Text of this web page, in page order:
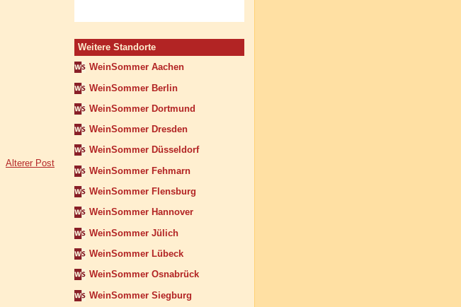
Älterer Post
Weitere Standorte
WeinSommer Aachen
WeinSommer Berlin
WeinSommer Dortmund
WeinSommer Dresden
WeinSommer Düsseldorf
WeinSommer Fehmarn
WeinSommer Flensburg
WeinSommer Hannover
WeinSommer Jülich
WeinSommer Lübeck
WeinSommer Osnabrück
WeinSommer Siegburg